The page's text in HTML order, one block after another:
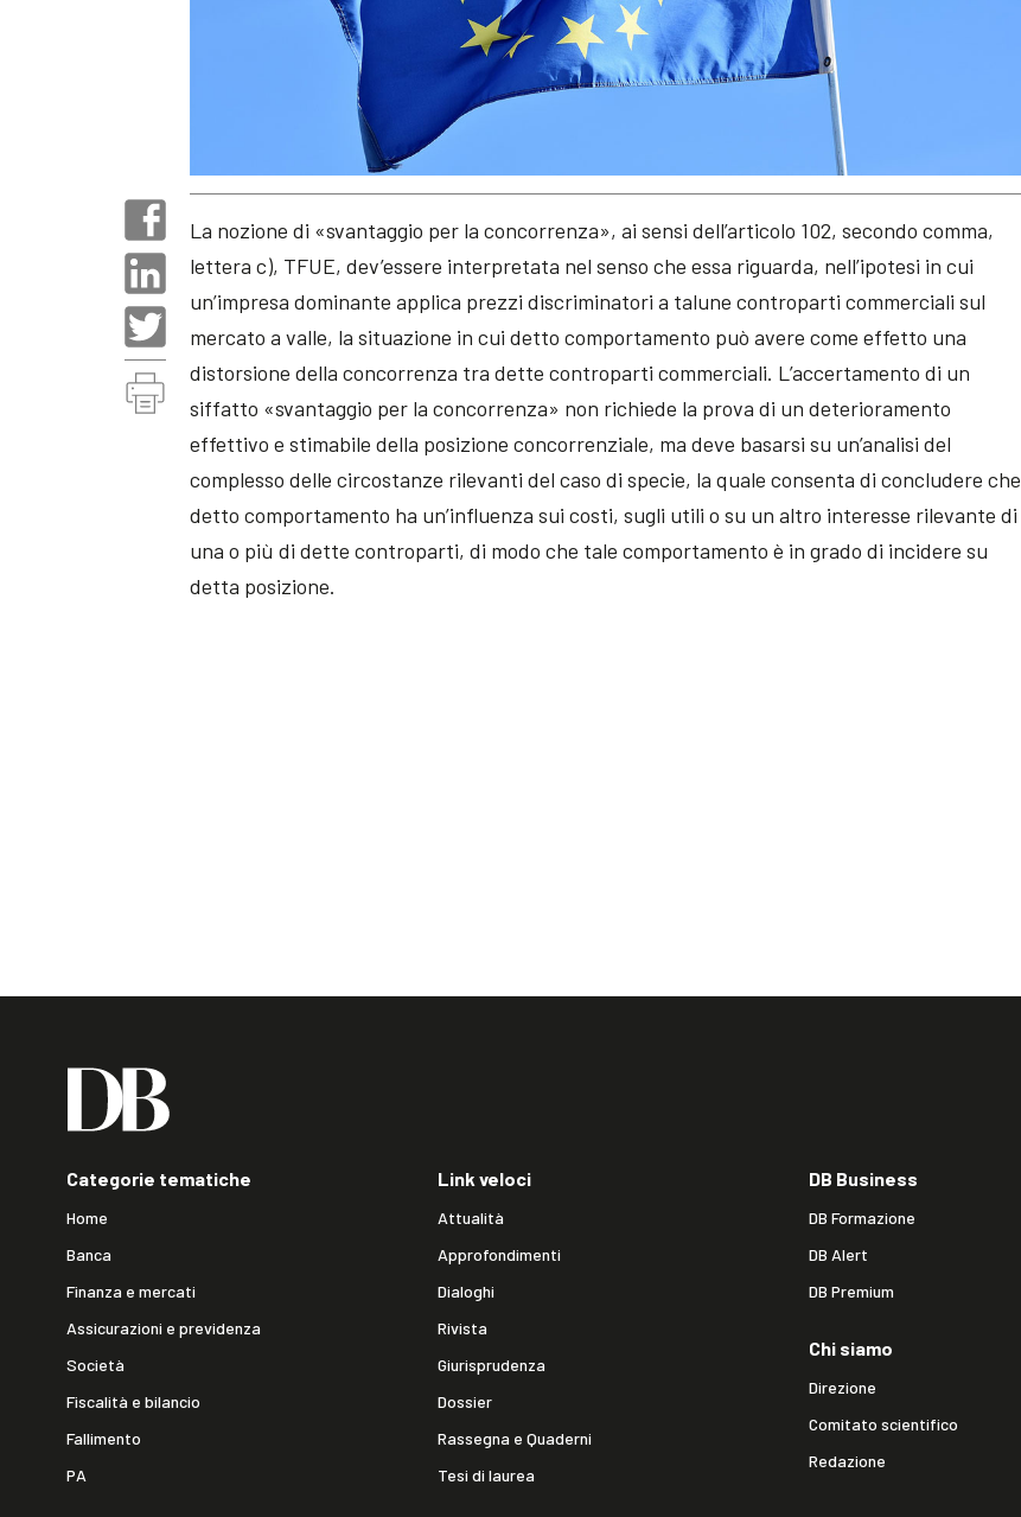
La nozione di «svantaggio per la concorrenza», ai sensi dell’articolo 102, secondo comma,
lettera c), TFUE, dev’essere interpretata nel senso che essa riguarda, nell’ipotesi in cui
un’impresa dominante applica prezzi discriminatori a talune controparti commerciali sul
mercato a valle, la situazione in cui detto comportamento può avere come effetto una
distorsione della concorrenza tra dette controparti commerciali. L’accertamento di un
siffatto «svantaggio per la concorrenza» non richiede la prova di un deterioramento
effettivo e stimabile della posizione concorrenziale, ma deve basarsi su un’analisi del
complesso delle circostanze rilevanti del caso di specie, la quale consenta di concludere che
detto comportamento ha un’influenza sui costi, sugli utili o su un altro interesse rilevante di
una o più di dette controparti, di modo che tale comportamento è in grado di incidere su
detta posizione.
Categorie tematiche
Home
Banca
Finanza e mercati
Assicurazioni e previdenza
Società
Fiscalità e bilancio
Fallimento
PA
Link veloci
Attualità
Approfondimenti
Dialoghi
Rivista
Giurisprudenza
Dossier
Rassegna e Quaderni
Tesi di laurea
DB Business
DB Formazione
DB Alert
DB Premium
Chi siamo
Direzione
Comitato scientifico
Redazione